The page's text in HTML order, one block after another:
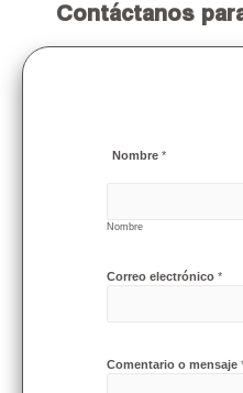
Contáctanos
Nombre*
Nombre
Correo electrónico *
Comentario o mensaje